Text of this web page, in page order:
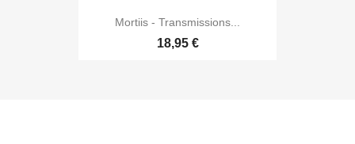
Mortiis - Transmissions...
18,95 €